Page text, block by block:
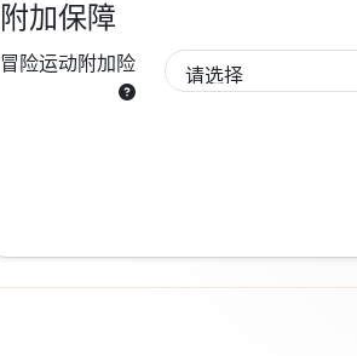
附加保障
冒险运动附加险